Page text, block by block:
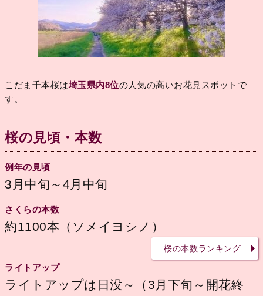
こだま千本桜は埼玉県内8位の人気の高いお花見スポットで
す。
桜の見頃・本数
例年の見頃
3月中旬～4月中旬
さくらの本数
約1100本（ソメイヨシノ）
桜の本数ランキング
ライトアップ
ライトアップは日没～（3月下旬～開花終